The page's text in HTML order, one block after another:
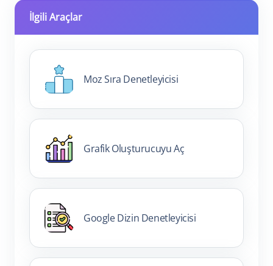
İlgili Araçlar
Moz Sıra Denetleyicisi
Grafik Oluşturucuyu Aç
Google Dizin Denetleyicisi